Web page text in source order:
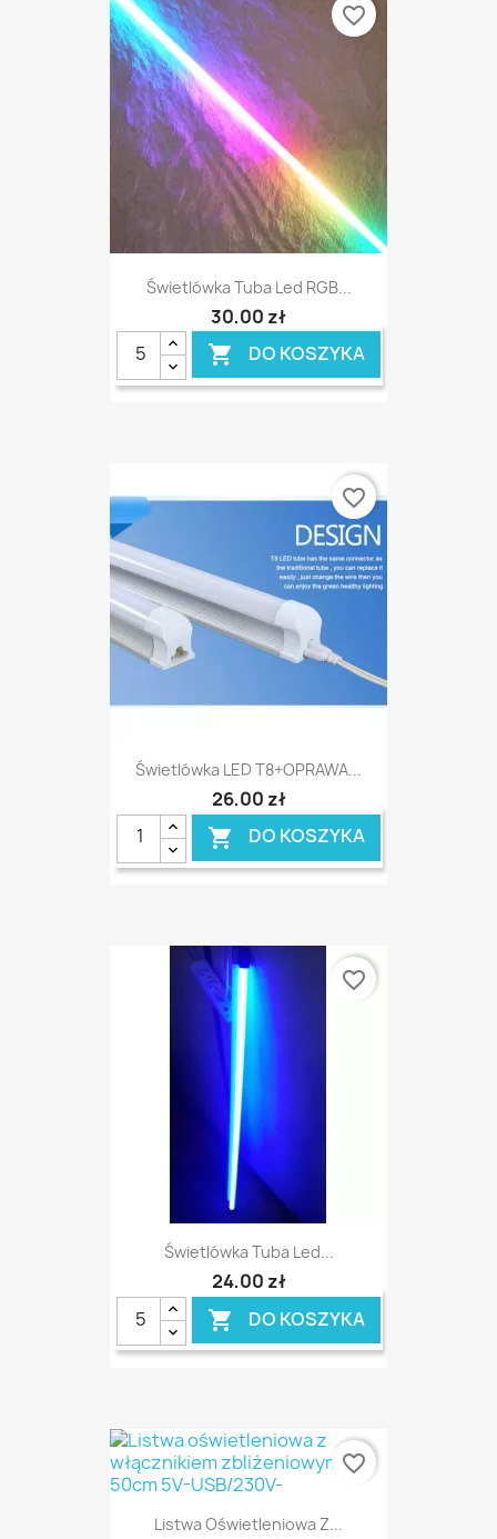
Świetlówka Tuba Led RGB...
30,00 zł
 DO KOSZYKA
favorite_border
Świetlówka LED T8+OPRAWA...
26,00 zł
 DO KOSZYKA
favorite_border
Świetlówka Tuba Led...
24,00 zł
 DO KOSZYKA
favorite_border
Listwa Oświetleniowa Z...
favorite_border